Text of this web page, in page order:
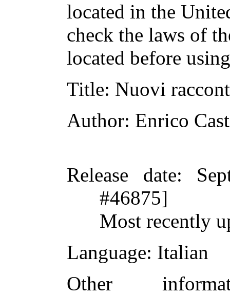
located in the
check the laws of
located before
Title: Nuovi
Author: Enrico
Release date:
#46875]
Most recently
Language: Italian
Other